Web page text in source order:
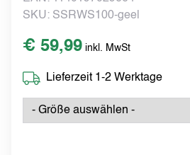
SKU: SSRWS100-geel
€ 59,99 inkl. MwSt
Lieferzeit 1-2 Werktage